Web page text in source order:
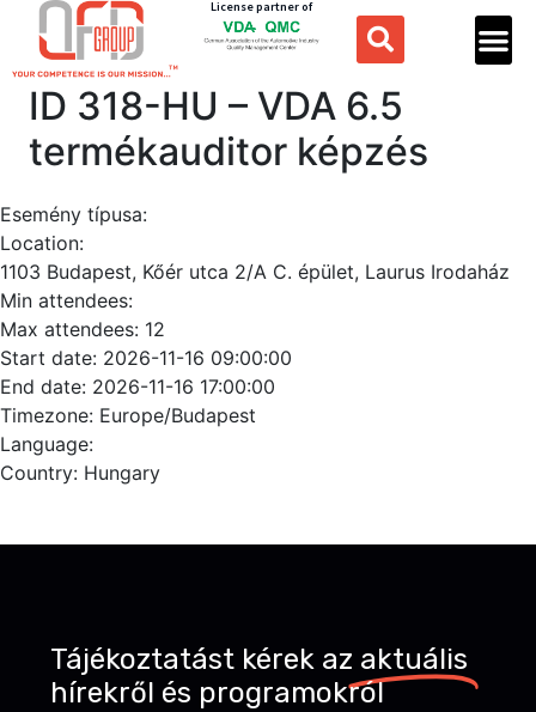
License partner of
ID 318-HU – VDA 6.5
termékauditor képzés
Esemény típusa:
Location:
1103 Budapest, Kőér utca 2/A C. épület, Laurus Irodaház
Min attendees:
Max attendees: 12
Start date: 2026-11-16 09:00:00
End date: 2026-11-16 17:00:00
Timezone: Europe/Budapest
Language:
Country: Hungary
Tájékoztatást kérek az aktuális
hírekről és programokról